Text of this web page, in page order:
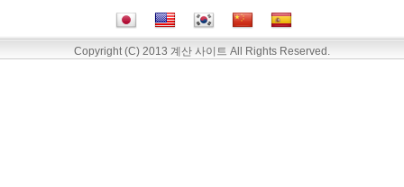
Copyright (C) 2013 계산 사이트 All Rights Reserved.